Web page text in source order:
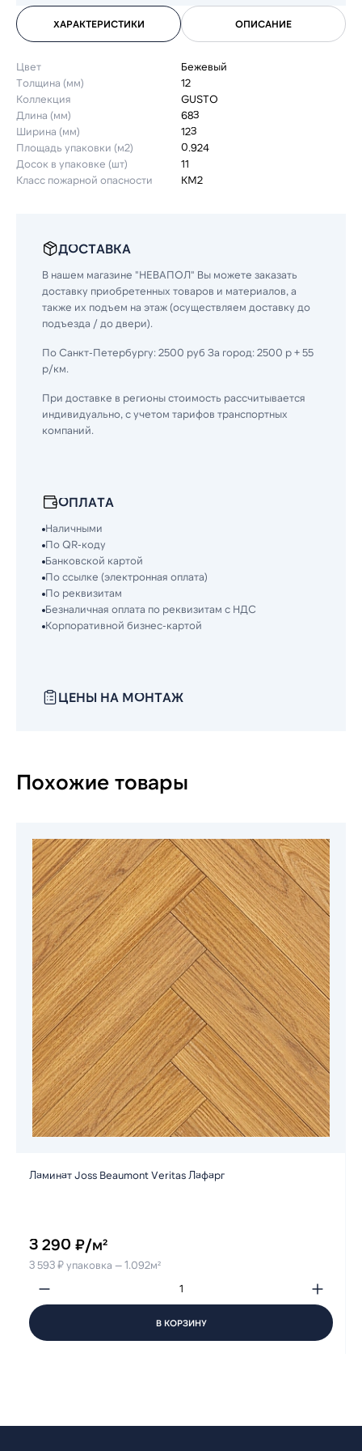
ХАРАКТЕРИСТИКИ ОПИСАНИЕ
Цвет
Бежевый
Толщина (мм)
12
Коллекция
GUSTO
Длина (мм)
683
Ширина (мм)
123
Площадь упаковки (м2)
0.924
Досок в упаковке (шт)
11
Класс пожарной опасности
КМ2
ДОСТАВКА
В нашем магазине "НЕВАПОЛ" Вы можете заказать
доставку приобретенных товаров и материалов, а
также их подъем на этаж (осуществляем доставку до
подъезда / до двери).
По Санкт-Петербургу: 2500 руб За город: 2500 р + 55
р/км.
При доставке в регионы стоимость рассчитывается
индивидуально, с учетом тарифов транспортных
компаний.
ОПЛАТА
Наличными
По QR-коду
Банковской картой
По ссылке (электронная оплата)
По реквизитам
Безналичная оплата по реквизитам с НДС
Корпоративной бизнес-картой
ЦЕНЫ НА МОНТАЖ
Похожие товары
Ламинат Joss Beaumont Veritas Лафарг
3 290 ₽/м²
3 593 ₽ упаковка — 1.092м²
В КОРЗИНУ